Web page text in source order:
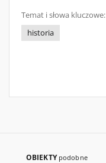
Temat i słowa kluczowe:
historia
OBIEKTY podobne